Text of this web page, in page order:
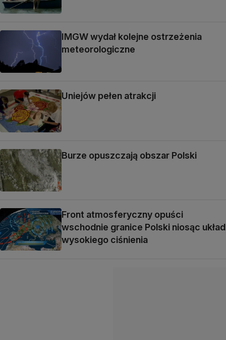
IMGW wydał kolejne ostrzeżenia
meteorologiczne
Uniejów pełen atrakcji
Burze opuszczają obszar Polski
Front atmosferyczny opuści
wschodnie granice Polski niosąc układ
wysokiego ciśnienia